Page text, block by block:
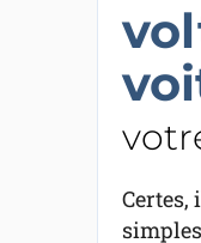
Certes,